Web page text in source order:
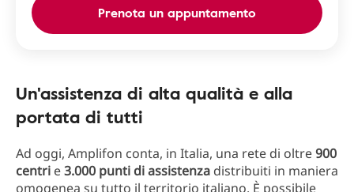
Prenota un appuntamento
Un'assistenza di alta qualità e alla
portata di tutti
Ad oggi, Amplifon conta, in Italia, una rete di oltre900
centri e3.000 punti di assistenza distribuiti in maniera
omogenea su tutto il territorio italiano. È possibile